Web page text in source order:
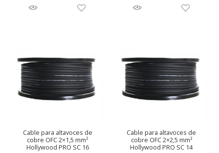
originalactual
originalactual
Cable para altavoces de
cobre OFC 2×1,5 mm²
Hollywood PRO SC 16
Cable para altavoces de
cobre OFC 2×2,5 mm²
Hollywood PRO SC 14